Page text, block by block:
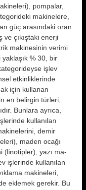
pompa­lar,
makinelere,
güç arasındaki oran
ve çıkıştaki enerji
makinesinin verimi
% 30, bir
işlev
etkinliklerin­de
için kullanan
en belirgin türleri,
Bunlara ayrıca,
kullanılan
demir
maden ocağı
(linotipler), yazı ma­
işlerinde kullanılan
makineleri,
eklemek gere­kir. Bu